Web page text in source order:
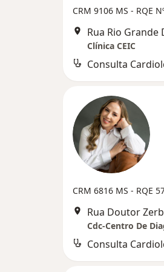
CRM 9106 MS - RQE
Clínica CEIC
Consulta
CRM 6816 MS - RQE
Cdc-Centro De
Consulta